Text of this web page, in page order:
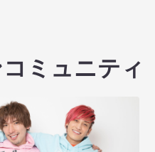
ミュニティ